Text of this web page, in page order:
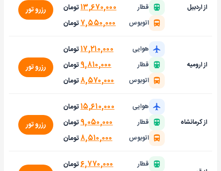
از اردبیل قطار ۱۳,۶۷۰,۰۰۰تومان
اتوبوس ۷,۵۵۰,۰۰۰تومان
رزرو تور
از ارومیه
هوایی ۱۷,۲۱۰,۰۰۰تومان
قطار ۹,۸۱۰,۰۰۰تومان
اتوبوس ۸,۵۷۰,۰۰۰تومان
رزرو تور
از کرمانشاه
هوایی ۱۵,۶۱۰,۰۰۰تومان
قطار ۹,۰۵۰,۰۰۰تومان
اتوبوس ۸,۵۱۰,۰۰۰تومان
رزرو تور
قطار ۶,۷۷۰,۰۰۰تومان